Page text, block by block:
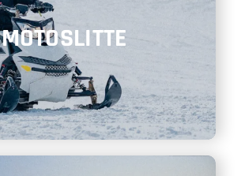
MOTOSLITTE